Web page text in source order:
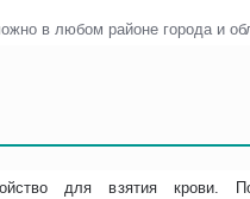
в любом районе города и
для взятия крови.